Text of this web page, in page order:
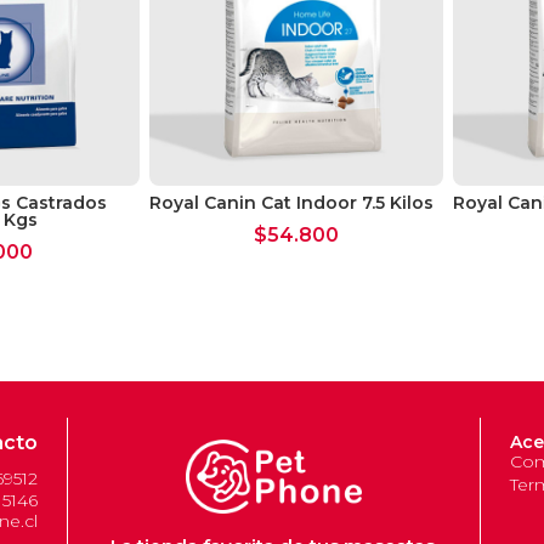
Castrados
Kgs
Royal Canin Cat Indoor 7.5 Kilos
$54.800
Royal